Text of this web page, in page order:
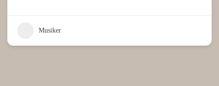
Musiker